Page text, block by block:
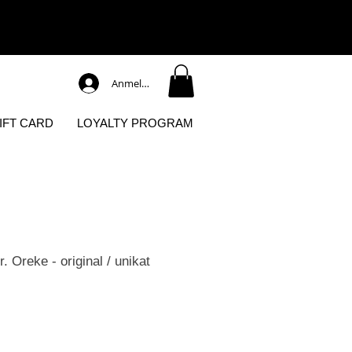
Anmelden
CARD LOYALTY PROGRAM
Oreke - original / unikat